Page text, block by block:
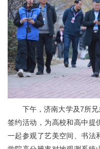
下午，济南大学及7所
签约活动，为高校和高中提
一起参观了艺美空间、书法